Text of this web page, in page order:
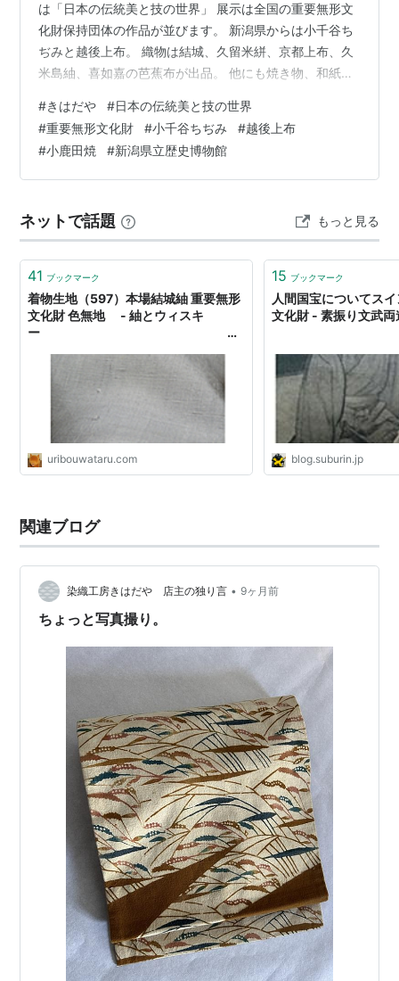
は「日本の伝統美と技の世界」 展示は全国の重要無形文
化財保持団体の作品が並びます。 新潟県からは小千谷ち
ぢみと越後上布。 織物は結城、久留米絣、京都上布、久
米島紬、喜如嘉の芭蕉布が出品。 他にも焼き物、和紙、
あるものですが、生地に触ることができるということ。
僕は仕事の都合でそうた織物に直接触ることは結構ある
のですが、きものに縁遠い皆さんはあまり触る機会がな
いのではないかと思います。やはり織物は触ってなんぼ
的に萌えなのは一枚目の麻桶の蓋の写真。…
#きはだや #日本の伝統美と技の世界
#重要無形文化財 #小千谷ちぢみ #越後上布
#小鹿田焼 #新潟県立歴史博物館
ネットで話題 もっと見る
41 ブックマーク
着物生地（597）本場結城紬 重要無形
文化財 色無地 - 紬とウィスキ
ー
ウイスキー
uribouwataru.com
15 ブックマーク
人間国宝についてス
文化財 - 素振り文武両
blog.suburin.jp
関連ブログ
染織工房きはだや 店主の独り言 • 9ヶ月前
ちょっと写真撮り。